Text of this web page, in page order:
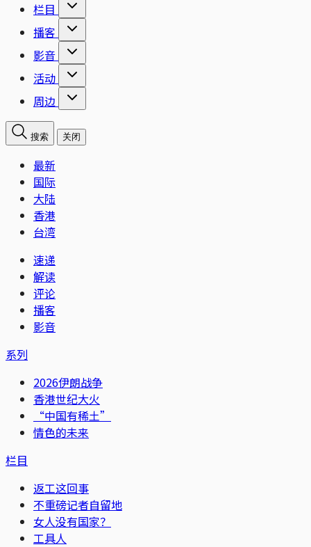
栏目
播客
影音
活动
周边
搜索 关闭
最新
国际
大陆
香港
台湾
速递
解读
评论
播客
影音
系列
2026伊朗战争
香港世纪大火
“中国有稀土”
情色的未来
栏目
返工这回事
不重磅记者自留地
女人没有国家？
工具人